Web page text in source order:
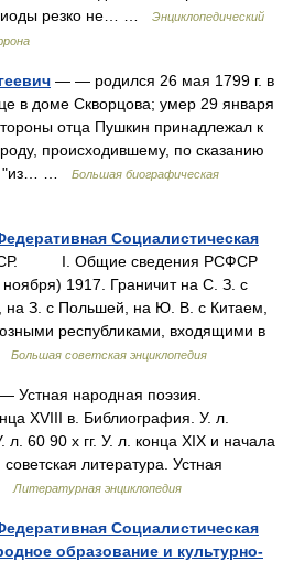
резко не… …
Энциклопедический
— — родился 26 мая 1799 г. в
в доме Скворцова; умер 29 января
отца Пушкин принадлежал к
происходившему, по сказанию
"из… …
Большая биографическая
Социалистическая
Общие сведения РСФСР
1917. Граничит на С. З. с
на З. с Польшей, на Ю. В. с Китаем,
республиками, входящими в
Большая советская энциклопедия
— Устная народная поэзия.
XVIII в. Библиография. У. л.
л. 60 90 х гг. У. л. конца XIX и начала
литература. Устная
Литературная энциклопедия
Социалистическая
образование и культурно-